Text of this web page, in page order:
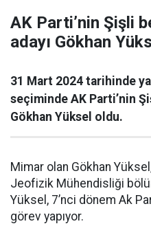
AK Parti’nin Şişli
adayı Gökhan
31 Mart 2024 tarihinde
seçiminde AK Parti’nin
Gökhan Yüksel oldu.
Mimar olan Gökhan Yüksel,
Jeofizik Mühendisliği
Yüksel, 7’nci dönem Ak
görev yapıyor.